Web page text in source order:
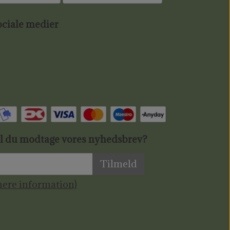
medier
du modtage vores nyhedsbrev?
Tilmeld
information)